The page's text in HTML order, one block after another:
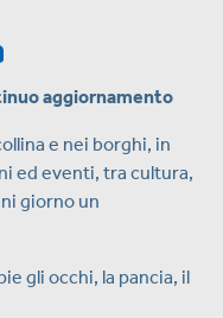
aggiornamento
e nei borghi, in
ed eventi, tra cultura,
giorno un
gli occhi, la pancia, il